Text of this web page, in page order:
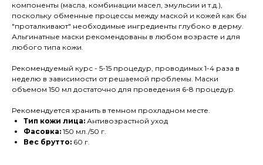
компоненты (масла, комбинации масел, эмульсии и т.д.),
поскольку обменные процессы между маской и кожей как бы
"проталкивают" необходимые ингредиенты глубоко в дерму.
Альгинатные маски рекомендованы в любом возрасте и для
любого типа кожи.
Рекомендуемый курс - 5-15 процедур, проводимых 1-4 раза в
неделю в зависимости от решаемой проблемы. Маски
объемом 150 мл достаточно для проведения 6-8 процедур.
Рекомендуется хранить в темном прохладном месте.
Тип кожи лица: Антивозрастной уход
Фасовка: 150 мл./50 г.
Вес брутто: 60 г.